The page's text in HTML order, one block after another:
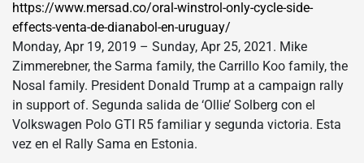
https://www.mersad.co/oral-winstrol-only-cycle-side-
effects-venta-de-dianabol-en-uruguay/
Monday, Apr 19, 2019 – Sunday, Apr 25, 2021. Mike
Zimmerebner, the Sarma family, the Carrillo Koo family, the
Nosal family. President Donald Trump at a campaign rally
in support of. Segunda salida de ‘Ollie’ Solberg con el
Volkswagen Polo GTI R5 familiar y segunda victoria. Esta
vez en el Rally Sama en Estonia.